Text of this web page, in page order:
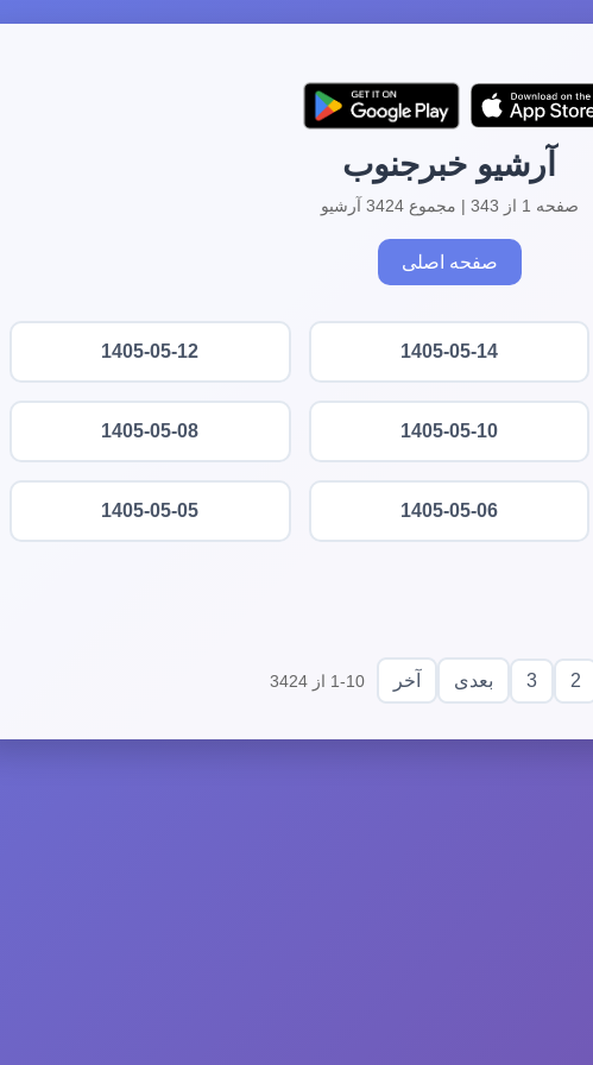
آرشیو خبرجنوب
صفحه 1 از 343 | مجموع 3424 آرشیو
صفحه اصلی
1405-05-14
1405-05-12
1405-05-10
1405-05-08
1405-05-06
1405-05-05
2
3 بعدی آخر 1-10 از 3424